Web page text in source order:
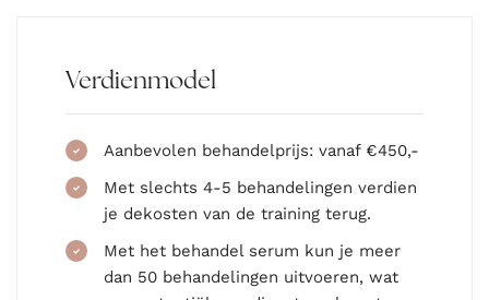
Verdienmodel
Aanbevolen behandelprijs: vanaf €450,-
Met slechts 4-5 behandelingen verdien
je dekosten van de training terug.
Met het behandel serum kun je meer
dan 50 behandelingen uitvoeren, wat